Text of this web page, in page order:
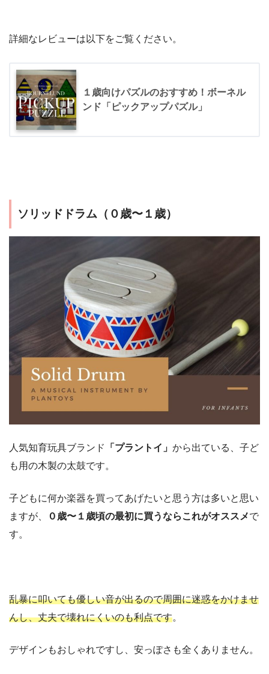
詳細なレビューは以下をご覧ください。
１歳向けパズルのおすすめ！ボーネル
ンド「ピックアップパズル」
ソリッドドラム（０歳〜１歳）
人気知育玩具ブランド 「プラントイ」 から出ている、子ど
も用の木製の太鼓です。
子どもに何か楽器を買ってあげたいと思う方は多いと思い
ますが、
０歳〜１歳頃の最初に買うならこれがオススメで
す。
乱暴に叩いても優しい音が出るので周囲に迷惑をかけませ
んし、丈夫で壊れにくいのも利点です。
デザインもおしゃれですし、安っぽさも全くありません。